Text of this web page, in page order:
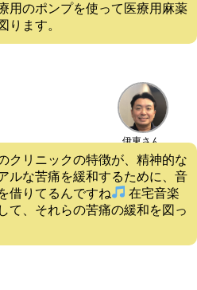
用のポンプを使って医療用麻薬
ります。
伊東さん
クリニックの特徴が、精神的な
ルな苦痛を緩和するために、音
借りてるんですね
在宅音楽
て、それらの苦痛の緩和を図っ